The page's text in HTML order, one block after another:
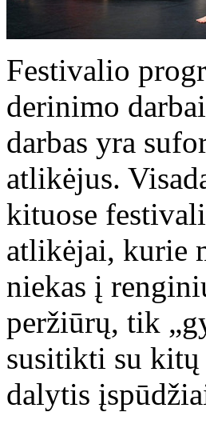
Festivalio
derinimo
darbas yra
atlikėjus.
kituose
atlikėjai, kurie
niekas į
peržiūrų, tik
susitikti su kitų
dalytis